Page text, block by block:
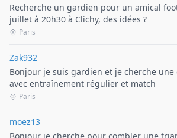
Recherche un gardien pour un amical
juillet à 20h30 à Clichy, des idées ?
Paris
Zak932
Bonjour je suis gardien et je cherche une
avec entraînement régulier et match
Paris
moez13